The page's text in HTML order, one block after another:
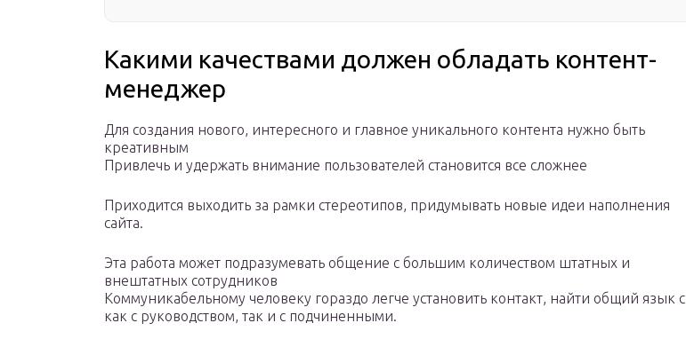
Какими качествами должен обладать контент-
менеджер
Для создания нового, интересного и главное уникального контента нужно быть
креативным
Привлечь и удержать внимание пользователей становится все сложнее
Приходится выходить за рамки стереотипов, придумывать новые идеи наполнения
сайта.
Эта работа может подразумевать общение с большим количеством штатных и
внештатных сотрудников
Коммуникабельному человеку гораздо легче установить контакт, найти общий язык с
как с руководством, так и с подчиненными.